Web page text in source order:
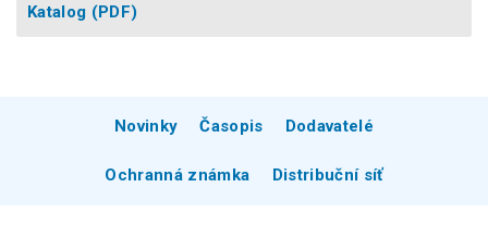
Katalog (PDF)
Novinky Časopis Dodavatelé
Ochranná známka Distribuční síť